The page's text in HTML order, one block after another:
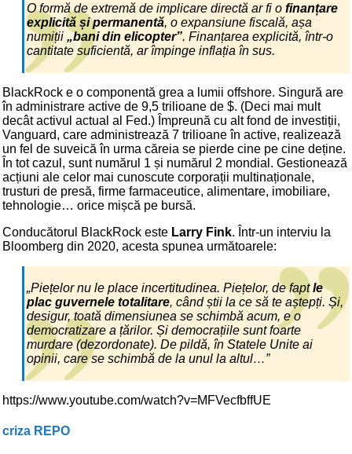
O formă de extremă de implicare directă ar fi o finanțare
explicită și permanentă, o expansiune fiscală, așa
numiții „bani din elicopter”. Finanțarea explicită, într-o
cantitate suficientă, ar împinge inflația în sus.
BlackRock e o componentă grea a lumii offshore. Singură are
în administrare active de 9,5 trilioane de $. (Deci mai mult
decât activul actual al Fed.) Împreună cu alt fond de investiții,
Vanguard, care administrează 7 trilioane în active, realizează
un fel de suveică în urma căreia se pierde cine pe cine deține.
În tot cazul, sunt numărul 1 și numărul 2 mondial. Gestionează
acțiuni ale celor mai cunoscute corporații multinaționale,
trusturi de presă, firme farmaceutice, alimentare, imobiliare,
tehnologie… orice mișcă pe bursă.
Conducătorul BlackRock este Larry Fink. Într-un interviu la
Bloomberg din 2020, acesta spunea următoarele:
„Piețelor nu le place incertitudinea. Piețelor, de faptle
plac guvernele totalitare, când știi la ce să te aștepți. Și,
desigur, toată dimensiunea se schimbă acum, e o
democratizare a țărilor. Și democrațiile sunt foarte
murdare (dezordonate). De pildă, în Statele Unite ai
opinii, care se schimbă de la unul la altul…”
https://www.youtube.com/watch?v=MFVecfbffUE
criza REPO